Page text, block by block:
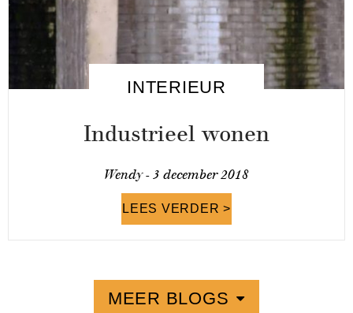
INTERIEUR
Industrieel wonen
Wendy - 3 december 2018
LEES VERDER >
MEER BLOGS